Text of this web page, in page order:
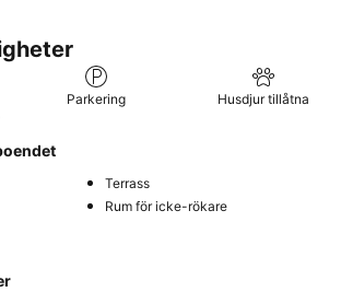
Parkering Husdjur tillåtna
Terrass
Rum för icke-rökare